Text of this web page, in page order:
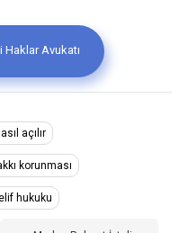
Haklar Avukatı
açılır
korunması
hukuku